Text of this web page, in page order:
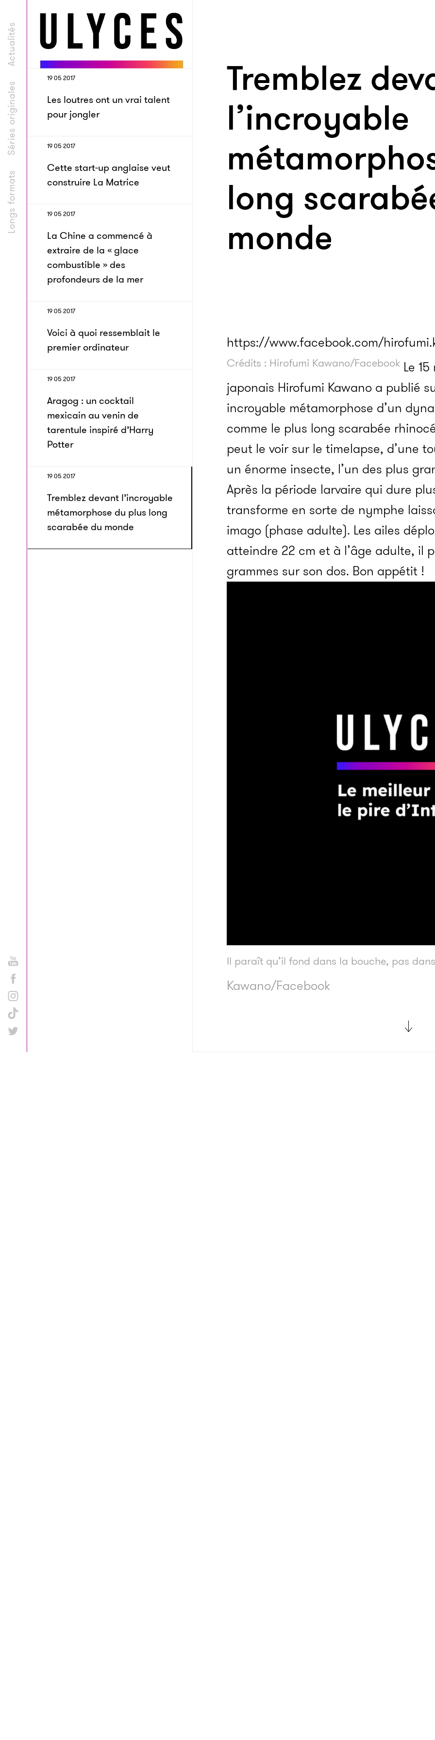
Longs formats
Séries originales
Actualités
19 05 2017
Les loutres ont un vrai talent
pour jongler
19 05 2017
Cette start-up anglaise veut
construire La Matrice
19 05 2017
La Chine a commencé à
extraire de la « glace
combustible » des
profondeurs de la mer
19 05 2017
Voici à quoi ressemblait le
premier ordinateur
19 05 2017
Aragog : un cocktail
mexicain au venin de
tarentule inspiré d’Harry
Potter
19 05 2017
Tremblez devant l’incroyable
métamorphose du plus long
scarabée du monde
Tremblez
l’incroyable
long
monde
https://www.facebook.com/
Crédits : Hirofumi Kawano/Facebook Le
japonais Hirofumi Kawano a publié
incroyable métamorphose d’un
comme le plus long scarabée
peut le voir sur le timelapse, d’une
un énorme insecte, l’un des plus
Après la période larvaire qui dure
transforme en sorte de nymphe
imago (phase adulte). Les ailes
atteindre 22 cm et à l’âge adulte, il
grammes sur son dos. Bon appétit !
Il paraît qu’il fond dans la bouche, pas
Kawano/Facebook